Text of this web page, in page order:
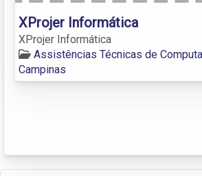
XProjer Informática
XProjer Informática
Assistências Técnicas de
Campinas